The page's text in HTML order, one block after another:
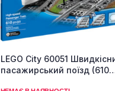
LEGO City 60051
пасажирський поїзд (610